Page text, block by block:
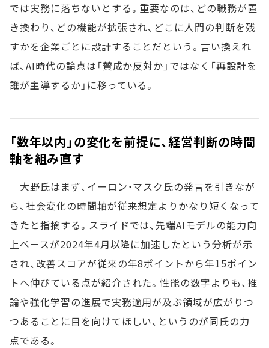
では実務に落ちないとする。重要なのは、どの職務が置
き換わり、どの機能が拡張され、どこに人間の判断を残
すかを企業ごとに設計することだという。言い換えれ
ば、AI時代の論点は「賛成か反対か」ではなく「再設計を
誰が主導するか」に移っている。
「数年以内」の変化を前提に、経営判断の時間
軸を組み直す
大野氏はまず、イーロン・マスク氏の発言を引きなが
ら、社会変化の時間軸が従来想定よりかなり短くなって
きたと指摘する。スライドでは、先端AIモデルの能力向
上ペースが2024年4月以降に加速したという分析が示
され、改善スコアが従来の年8ポイントから年15ポイン
トへ伸びている点が紹介された。性能の数字よりも、推
論や強化学習の進展で実務適用が及ぶ領域が広がりつ
つあることに目を向けてほしい、というのが同氏の力
点である。